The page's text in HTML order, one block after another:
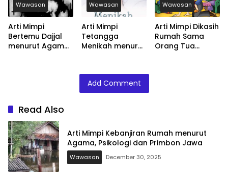
Wawasan
Arti Mimpi
Bertemu Dajjal
menurut Agama,
Wawasan
Arti Mimpi
Tetangga
Menikah menurut
Jawa
Wawasan
Arti Mimpi Dikasih
Rumah Sama
Orang Tua
Add Comment
Read Also
Arti Mimpi Kebanjiran Rumah menurut
Agama, Psikologi dan Primbon Jawa
Wawasan December 30, 2025